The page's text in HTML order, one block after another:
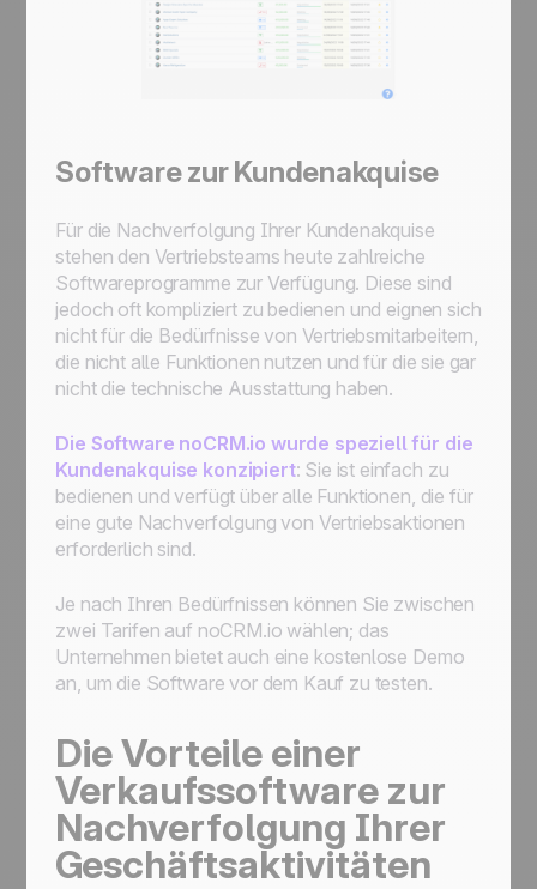
Software zur Kundenakquise
Für die Nachverfolgung Ihrer Kundenakquise
stehen den Vertriebsteams heute zahlreiche
Softwareprogramme zur Verfügung. Diese sind
jedoch oft kompliziert zu bedienen und eignen sich
nicht für die Bedürfnisse von Vertriebsmitarbeitern,
die nicht alle Funktionen nutzen und für die sie gar
nicht die technische Ausstattung haben.
Die Software noCRM.io wurde speziell für die
Kundenakquise konzipiert: Sie ist einfach zu
bedienen und verfügt über alle Funktionen, die für
eine gute Nachverfolgung von Vertriebsaktionen
erforderlich sind.
Je nach Ihren Bedürfnissen können Sie zwischen
zwei Tarifen auf noCRM.io wählen; das
Unternehmen bietet auch eine kostenlose Demo
an, um die Software vor dem Kauf zu testen.
Die Vorteile einer
Verkaufssoftware zur
Nachverfolgung Ihrer
Geschäftsaktivitäten